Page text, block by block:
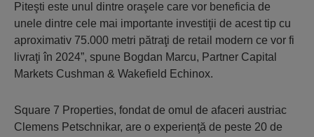
Piteşti este unul dintre oraşele care vor beneficia de
unele dintre cele mai importante investiţii de acest tip cu
aproximativ 75.000 metri pătraţi de retail modern ce vor fi
livraţi în 2024”, spune Bogdan Marcu, Partner Capital
Markets Cushman & Wakefield Echinox.
Square 7 Properties, fondat de omul de afaceri austriac
Clemens Petschnikar, are o experienţă de peste 20 de